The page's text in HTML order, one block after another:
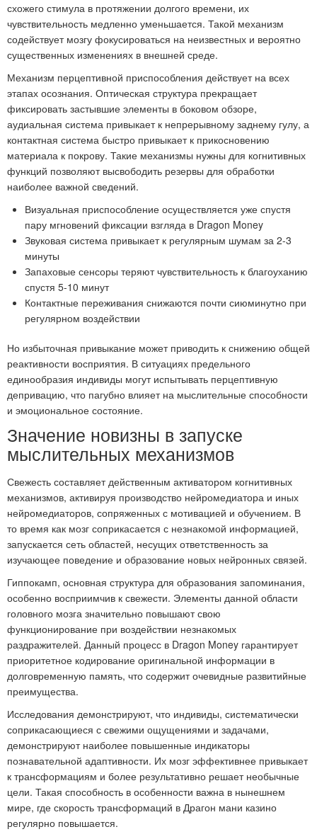
схожего стимула в протяжении долгого времени, их
чувствительность медленно уменьшается. Такой механизм
содействует мозгу фокусироваться на неизвестных и вероятно
существенных изменениях в внешней среде.
Механизм перцептивной приспособления действует на всех
этапах осознания. Оптическая структура прекращает
фиксировать застывшие элементы в боковом обзоре,
аудиальная система привыкает к непрерывному заднему гулу, а
контактная система быстро привыкает к прикосновению
материала к покрову. Такие механизмы нужны для когнитивных
функций позволяют высвободить резервы для обработки
наиболее важной сведений.
Визуальная приспособление осуществляется уже спустя
пару мгновений фиксации взгляда в Dragon Money
Звуковая система привыкает к регулярным шумам за 2-3
минуты
Запаховые сенсоры теряют чувствительность к благоуханию
спустя 5-10 минут
Контактные переживания снижаются почти сиюминутно при
регулярном воздействии
Но избыточная привыкание может приводить к снижению общей
реактивности восприятия. В ситуациях предельного
единообразия индивиды могут испытывать перцептивную
депривацию, что пагубно влияет на мыслительные способности
и эмоциональное состояние.
Значение новизны в запуске
мыслительных механизмов
Свежесть составляет действенным активатором когнитивных
механизмов, активируя производство нейромедиатора и иных
нейромедиаторов, сопряженных с мотивацией и обучением. В
то время как мозг соприкасается с незнакомой информацией,
запускается сеть областей, несущих ответственность за
изучающее поведение и образование новых нейронных связей.
Гиппокамп, основная структура для образования запоминания,
особенно восприимчив к свежести. Элементы данной области
головного мозга значительно повышают свою
функционирование при воздействии незнакомых
раздражителей. Данный процесс в Dragon Money гарантирует
приоритетное кодирование оригинальной информации в
долговременную память, что содержит очевидные развитийные
преимущества.
Исследования демонстрируют, что индивиды, систематически
соприкасающиеся с свежими ощущениями и задачами,
демонстрируют наиболее повышенные индикаторы
познавательной адаптивности. Их мозг эффективнее привыкает
к трансформациям и более результативно решает необычные
цели. Такая способность в особенности важна в нынешнем
мире, где скорость трансформаций в Драгон мани казино
регулярно повышается.